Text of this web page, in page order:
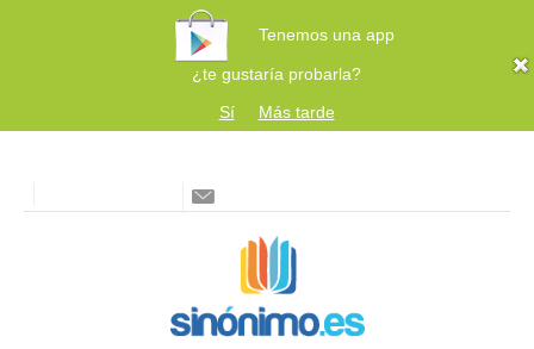
Tenemos una app
¿te gustaría probarla?
Sí
Más tarde